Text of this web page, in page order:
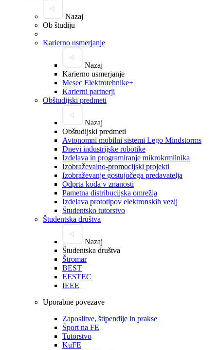
Nazaj
Ob študiju
Karierno usmerjanje
Nazaj
Karierno usmerjanje
Mesec Elektrotehnike+
Karierni partnerji
Obštudijski predmeti
Nazaj
Obštudijski predmeti
Avtonomni mobilni sistemi Lego Mindstorms
Dnevi industrijske robotike
Izdelava in programiranje mikrokrmilnika
Izobraževalno-promocijski projekti
Izobraževanje gostujočega predavatelja
Odprta koda v znanosti
Pametna distribucijska omrežja
Izdelava prototipov elektronskih vezij
Študentsko tutorstvo
Študentska društva
Nazaj
Študentska društva
Štromar
BEST
EESTEC
IEEE
Uporabne povezave
Zaposlitve, štipendije in prakse
Šport na FE
Tutorstvo
KuFE